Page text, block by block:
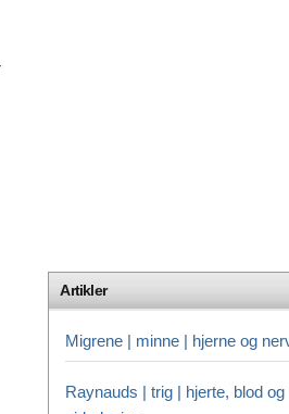
Artikler
Migrene | minne | hjerne og
Raynauds | trig | hjerte, blod og